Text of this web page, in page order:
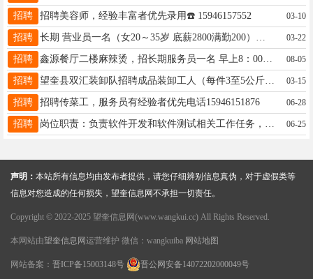
招聘 招聘美容师，经验丰富者优先录用☎️ 15946157552 03-10
招聘 03-22
招聘 鑫源餐厅二楼麻辣烫，招长期服务员一名 早上8：00～下午15：00，中午饭口勿扰 工作轻松好上手 ，活不累易操作 联系电话：13796549108 08-05
招聘 望奎县双汇装卸队招聘成品装卸工人（每件3至5公斤左右）记件工资，工资日结，每天工资在200—400元左右，多劳多得，免费住宿，联系电话18944556159（微信同步） 03-15
招聘 招聘传菜工，服务员有经验者优先电话15946151876 06-28
招聘 06-25
声明： 本站所有信息均由发布者提供，请您仔细辨别信息真伪，对于虚假类等
信息对您造成的任何损失，望奎信息网不承担一切责任。
Copyright © 2022-2025 望奎信息网(www.wangkui.cc) All Rights Reserved.
本网站由望奎信息网 运营维护 微信：wangkuiba 网站地图
网站备案： 晋ICP备15003148号 晋公网安备14072202000049号